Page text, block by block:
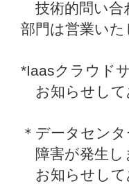
技術的問い合
部門は営業いた
*Iaasクラウド
お知らせして
＊データセン
障害が発生し
お知らせして